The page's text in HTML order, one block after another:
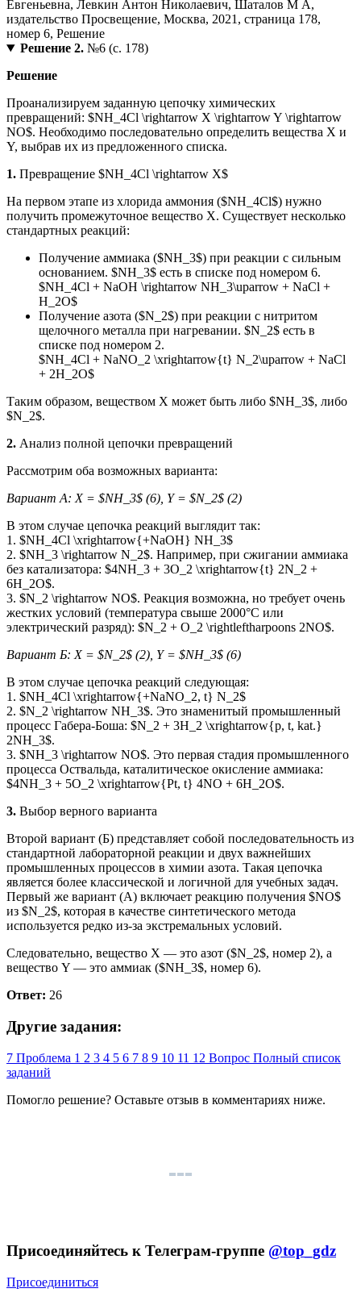
Решение 2.№6 (с. 178)
Решение
Проанализируем заданную цепочку химических
превращений: $NH_4Cl \rightarrow X \rightarrow Y \rightarrow
NO$. Необходимо последовательно определить вещества X и
Y, выбрав их из предложенного списка.
1. Превращение $NH_4Cl \rightarrow X$
На первом этапе из хлорида аммония ($NH_4Cl$) нужно
получить промежуточное вещество X. Существует несколько
стандартных реакций:
Получение аммиака ($NH_3$) при реакции с сильным
основанием. $NH_3$ есть в списке под номером 6.
$NH_4Cl + NaOH \rightarrow NH_3\uparrow + NaCl +
H_2O$
Получение азота ($N_2$) при реакции с нитритом
щелочного металла при нагревании. $N_2$ есть в
списке под номером 2.
$NH_4Cl + NaNO_2 \xrightarrow{t} N_2\uparrow + NaCl
+ 2H_2O$
Таким образом, веществом X может быть либо $NH_3$, либо
$N_2$.
2. Анализ полной цепочки превращений
Рассмотрим оба возможных варианта:
Вариант А: X = $NH_3$ (6), Y = $N_2$ (2)
В этом случае цепочка реакций выглядит так:
1. $NH_4Cl \xrightarrow{+NaOH} NH_3$
2. $NH_3 \rightarrow N_2$. Например, при сжигании аммиака
без катализатора: $4NH_3 + 3O_2 \xrightarrow{t} 2N_2 +
6H_2O$.
3. $N_2 \rightarrow NO$. Реакция возможна, но требует очень
жестких условий (температура свыше 2000°C или
электрический разряд): $N_2 + O_2 \rightleftharpoons 2NO$.
Вариант Б: X = $N_2$ (2), Y = $NH_3$ (6)
В этом случае цепочка реакций следующая:
1. $NH_4Cl \xrightarrow{+NaNO_2, t} N_2$
2. $N_2 \rightarrow NH_3$. Это знаменитый промышленный
процесс Габера-Боша: $N_2 + 3H_2 \xrightarrow{p, t, kat.}
2NH_3$.
3. $NH_3 \rightarrow NO$. Это первая стадия промышленного
процесса Оствальда, каталитическое окисление аммиака:
$4NH_3 + 5O_2 \xrightarrow{Pt, t} 4NO + 6H_2O$.
3. Выбор верного варианта
Второй вариант (Б) представляет собой последовательность из
стандартной лабораторной реакции и двух важнейших
промышленных процессов в химии азота. Такая цепочка
является более классической и логичной для учебных задач.
Первый же вариант (А) включает реакцию получения $NO$
из $N_2$, которая в качестве синтетического метода
используется редко из-за экстремальных условий.
Следовательно, вещество X — это азот ($N_2$, номер 2), а
вещество Y — это аммиак ($NH_3$, номер 6).
Ответ: 26
Другие задания:
7 Проблема 1 2 3 4 5 6 7 8 9 10 11 12 Вопрос Полный список
заданий
Помогло решение? Оставьте отзыв в комментариях ниже.
Присоединяйтесь к Телеграм-группе @top_gdz
Присоединиться